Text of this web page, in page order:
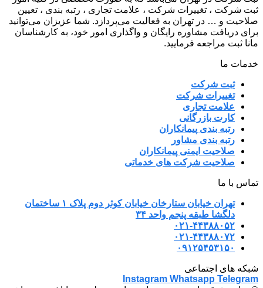
ثبت شرکت ، تغییرات شرکت ، علامت تجاری ، رتبه بندی ، تعیین
صلاحیت و … در تهران به فعالیت می‌پردازد. شما عزیزان می‌توانید
برای دریافت مشاوره رایگان و واگذاری امور خود، به کارشناسان
مانا ثبت مراجعه فرمایید.
خدمات ما
ثبت شرکت
تغییرات شرکت
علامت تجاری
کارت بازرگانی
رتبه بندی پیمانکاران
رتبه بندی مشاور
صلاحیت ایمنی پیمانکاران
صلاحیت شرکت های خدماتی
تماس با ما
تهران خیابان ستارخان خیابان کوثر دوم پلاک ۱ ساختمان
دلگشا طبقه پنجم واحد ۳۴
۰۲۱-۴۴۳۸۸۰۵۲
۰۲۱-۴۴۳۸۸۰۷۲
۰۹۱۲۵۴۵۳۱۵۰
شبکه های اجتماعی
Instagram Whatsapp Telegram